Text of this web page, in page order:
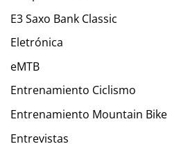
E3 Saxo Bank Classic
Eletrónica
eMTB
Entrenamiento Ciclismo
Entrenamiento Mountain Bike
Entrevistas